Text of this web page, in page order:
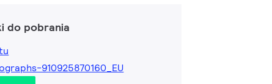
do pobrania
910925870160_EU